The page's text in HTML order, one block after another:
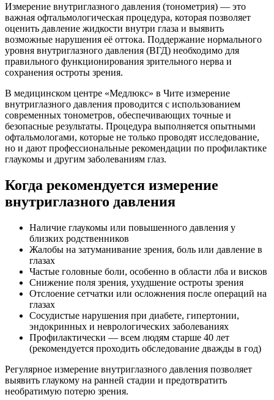
Измерение внутриглазного давления (тонометрия) — это
важная офтальмологическая процедура, которая позволяет
оценить давление жидкости внутри глаза и выявить
возможные нарушения её оттока. Поддержание нормального
уровня внутриглазного давления (ВГД) необходимо для
правильного функционирования зрительного нерва и
сохранения остроты зрения.
В медицинском центре «Медлюкс» в Чите измерение
внутриглазного давления проводится с использованием
современных тонометров, обеспечивающих точные и
безопасные результаты. Процедура выполняется опытными
офтальмологами, которые не только проводят исследование,
но и дают профессиональные рекомендации по профилактике
глаукомы и другим заболеваниям глаз.
Когда рекомендуется измерение
внутриглазного давления
Наличие глаукомы или повышенного давления у
близких родственников
Жалобы на затуманивание зрения, боль или давление в
глазах
Частые головные боли, особенно в области лба и висков
Снижение поля зрения, ухудшение остроты зрения
Отслоение сетчатки или осложнения после операций на
глазах
Сосудистые нарушения при диабете, гипертонии,
эндокринных и неврологических заболеваниях
Профилактически — всем людям старше 40 лет
(рекомендуется проходить обследование дважды в год)
Регулярное измерение внутриглазного давления позволяет
выявить глаукому на ранней стадии и предотвратить
необратимую потерю зрения.